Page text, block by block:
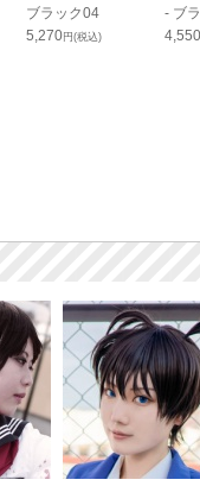
ブラック04
5,270円(税込)
- ブ
4,550